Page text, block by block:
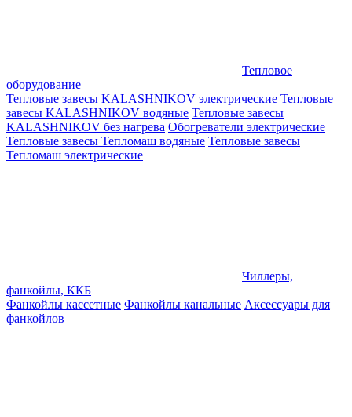
Тепловое
оборудование
Тепловые завесы KALASHNIKOV электрические Тепловые
завесы KALASHNIKOV водяные Тепловые завесы
KALASHNIKOV без нагрева Обогреватели электрические
Тепловые завесы Тепломаш водяные Тепловые завесы
Тепломаш электрические
Чиллеры,
фанкойлы, ККБ
Фанкойлы кассетные Фанкойлы канальные Аксессуары для
фанкойлов